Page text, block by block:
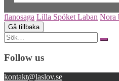
flanosaga Lilla Spöket Laban Nora
Search
for:
Follow us
kontakt@laslov.se